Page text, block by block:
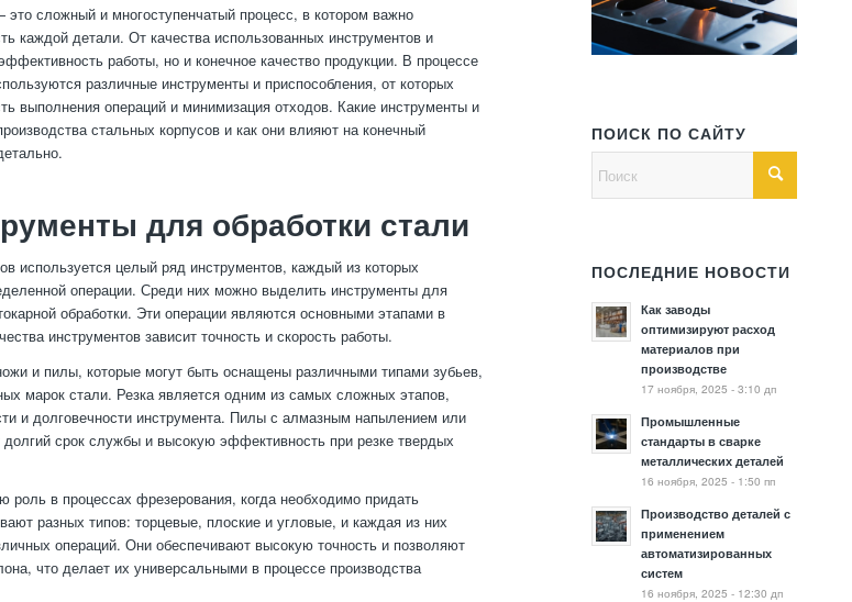
сложный и многоступенчатый процесс, в котором важно
каждой детали. От качества использованных инструментов и
работы, но и конечное качество продукции. В процессе
различные инструменты и приспособления, от которых
выполнения операций и минимизация отходов. Какие инструменты и
стальных корпусов и как они влияют на конечный
для обработки стали
используется целый ряд инструментов, каждый из которых
операции. Среди них можно выделить инструменты для
обработки. Эти операции являются основными этапами в
инструментов зависит точность и скорость работы.
и пилы, которые могут быть оснащены различными типами зубьев,
марок стали. Резка является одним из самых сложных этапов,
и долговечности инструмента. Пилы с алмазным напылением или
срок службы и высокую эффективность при резке твердых
в процессах фрезерования, когда необходимо придать
разных типов: торцевые, плоские и угловые, и каждая из них
операций. Они обеспечивают высокую точность и позволяют
что делает их универсальными в процессе производства
ПОИСК ПО САЙТУ
ПОСЛЕДНИЕ НОВОСТИ
Как заводы
оптимизируют расход
материалов при
производстве
17 ноября, 2025 - 3:10 дп
Промышленные
стандарты в сварке
металлических деталей
16 ноября, 2025 - 1:50 пп
Производство деталей с
применением
автоматизированных
систем
16 ноября, 2025 - 12:30 дп